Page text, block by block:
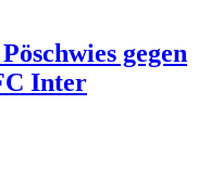
gegen
Inter